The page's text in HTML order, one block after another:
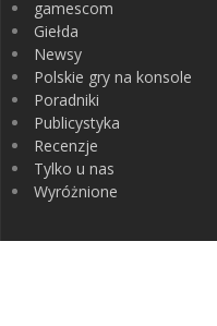
gamescom
Giełda
Newsy
Polskie gry na konsole
Poradniki
Publicystyka
Recenzje
Tylko u nas
Wyróżnione